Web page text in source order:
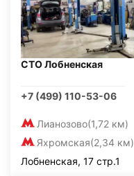
СТО Лобненская
+7 (499) 110-53-06
Лианозово(1,72 км)
Яхромская(2,34 км)
Лобненская, 17 стр.1